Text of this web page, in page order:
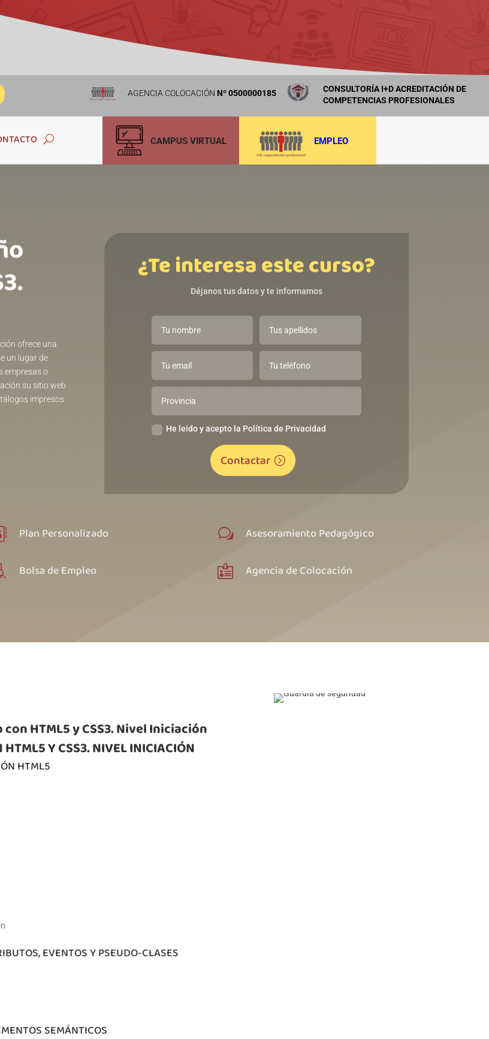
AGENCIA COLOCACIÓN Nº 0500000185
CONSULTORÍA I+D ACREDITACIÓN DE
COMPETENCIAS PROFESIONALES
EMPLEO
CAMPUS VIRTUAL
ofrece una
un lugar de
empresas o
su sitio web
impresos
¿Te interesa este curso?
Déjanos tus datos y te informamos
He leido y acepto la Política de Privacidad
Contactar
Plan Personalizado
Bolsa de Empleo
w Asesoramiento Pedagógico
 Agencia de Colocación
HTML5 y CSS3. Nivel Iniciación
Y CSS3. NIVEL INICIACIÓN
HTML5
EVENTOS Y PSEUDO-CLASES
SEMÁNTICOS